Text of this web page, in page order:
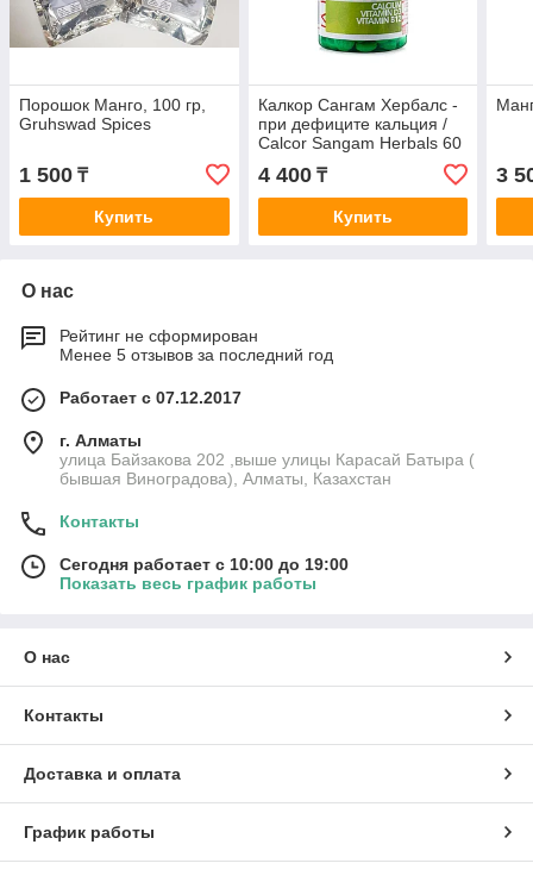
Порошок Манго, 100 гр,
Gruhswad Spices
1 500 ₸
Купить
Калкор Сангам Хербалс -
при дефиците кальция /
Calcor Sangam Herbals 60
4 400₸
Купить
3
О нас
Рейтинг не сформирован
Менее 5 отзывов за последний год
Работает с 07.12.2017
г. Алматы
улица Байзакова 202 ,выше улицы Карасай Батыра (
бывшая Виноградова), Алматы, Казахстан
Контакты
Сегодня работает с 10:00 до 19:00
Показать весь график работы
О нас
Контакты
Доставка и оплата
График работы